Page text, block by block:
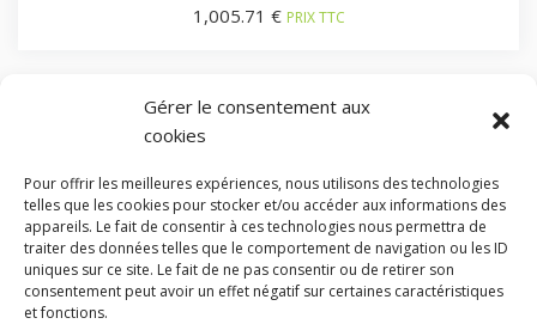
Gérer le consentement aux
cookies
Pour offrir les meilleures expériences, nous utilisons des technologies
telles que les cookies pour stocker et/ou accéder aux informations des
appareils. Le fait de consentir à ces technologies nous permettra de
traiter des données telles que le comportement de navigation ou les ID
uniques sur ce site. Le fait de ne pas consentir ou de retirer son
consentement peut avoir un effet négatif sur certaines caractéristiques
et fonctions.
1,005.71 € PRIX TTC
Panier
Votre panier est vide.